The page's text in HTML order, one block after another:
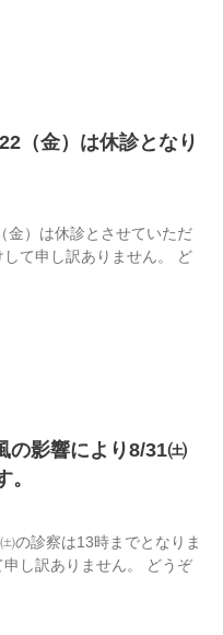
（金）は休診となり
金）は休診とさせていただ
て申し訳ありません。 ど
の影響により8/31㈯
の診察は13時までとなりま
し訳ありません。 どうぞ